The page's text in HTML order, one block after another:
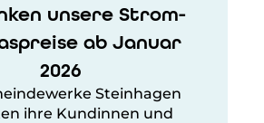
unsere Strom-
ab Januar
2026
Steinhagen
ihre Kundinnen und